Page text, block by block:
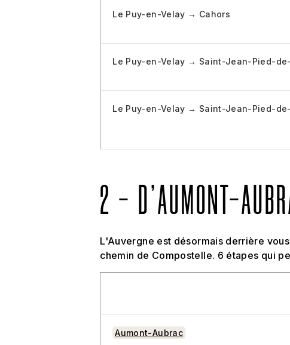
Le Puy-en-Velay → Cahors
Le Puy-en-Velay → Saint-Jean-Pied-
Le Puy-en-Velay → Saint-Jean-Pied-
2 - D'AUMONT-
L'Auvergne est désormais derrière
chemin de Compostelle. 6 étapes qui
Aumont-Aubrac